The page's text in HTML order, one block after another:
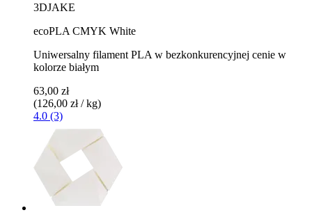
3DJAKE
ecoPLA CMYK White
Uniwersalny filament PLA w bezkonkurencyjnej cenie w
kolorze białym
63,00 zł
(126,00 zł / kg)
4.0 (3)